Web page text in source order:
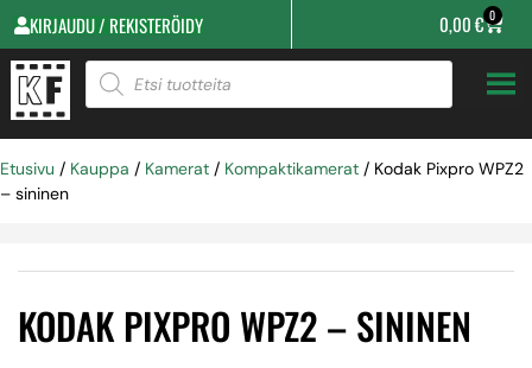
KIRJAUDU / REKISTERÖIDY 0,00€ 0
Etusivu / Kauppa / Kamerat / Kompaktikamerat / Kodak Pixpro WPZ2
– sininen
KODAK PIXPRO WPZ2 – SININEN